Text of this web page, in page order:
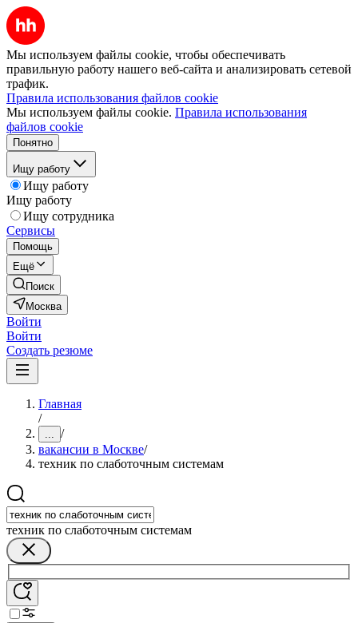
Мы используем файлы cookie, чтобы обеспечивать
правильную работу нашего веб-сайта и анализировать сетевой
трафик.
Правила использования файлов cookie
Мы используем файлы cookie. Правила использования
файлов cookie
Понятно
Ищу работу
Ищу работу
Ищу работу
Ищу сотрудника
Сервисы
Помощь
Ещё
Поиск
Москва
Войти
Войти
Создать резюме
Главная
/
... /
вакансии в Москве/
техник по слаботочным системам
техник по слаботочным системам